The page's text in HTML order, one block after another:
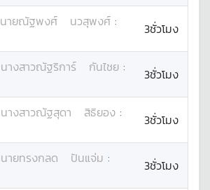
นายณัฐพงศ์ นวสุพงศ์ :
3ชั่วโมง
นางสาวณัฐริการ์ กันไชย :
3ชั่วโมง
นางสาวณัฐสุดา สิธิยอง :
3ชั่วโมง
นายทรงกลด ปันแจ่ม :
3ชั่วโมง